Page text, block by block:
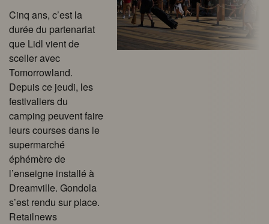
Cinq ans, c’est la
durée du partenariat
que Lidl vient de
sceller avec
Tomorrowland.
Depuis ce jeudi, les
festivaliers du
camping peuvent faire
leurs courses dans le
supermarché
éphémère de
l’enseigne installé à
Dreamville. Gondola
s’est rendu sur place.
Retailnews